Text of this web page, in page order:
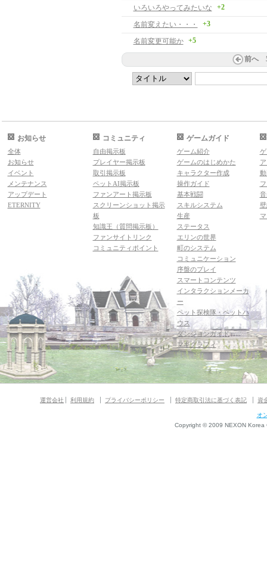
いろいろやってみたいな +2
名前変えたい・・・ +3
名前変更可能か +5
前へ
お知らせ
全体
お知らせ
イベント
メンテナンス
アップデート
ETERNITY
コミュニティ
自由掲示板
プレイヤー掲示板
取引掲示板
ペットAI掲示板
ファンアート掲示板
スクリーンショット掲示
板
知識王（質問掲示板）
ファンサイトリンク
コミュニティポイント
ゲームガイド
ゲーム紹介
ゲームのはじめかた
キャラクター作成
操作ガイド
基本戦闘
スキルシステム
生産
ステータス
エリンの世界
町のシステム
コミュニケーション
序盤のプレイ
スマートコンテンツ
インタラクションメーカ
ー
ペット探検隊・ペットハ
ウス
ダンジョンガイド
マギグラフィ
運営会社 利用規約 プライバシーポリシー 特定商取引法に基づく表記 資
オ
Copyright © 2009 NEXON Korea